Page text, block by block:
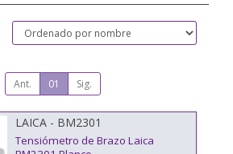
Ant. 01 Sig.
LAICA - BM2301
Tensiómetro de Brazo Laica